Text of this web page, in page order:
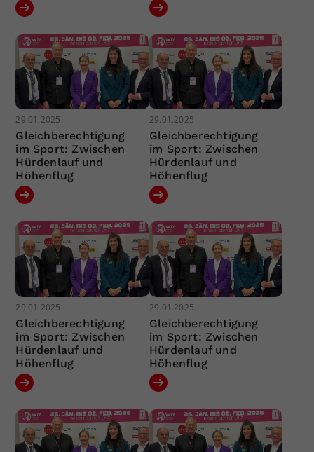
29.01.2025
Gleichberechtigung
im Sport: Zwischen
Hürdenlauf und
Höhenflug
29.01.2025
Gleichberechtigung
im Sport: Zwischen
Hürdenlauf und
Höhenflug
29.01.2025
Gleichberechtigung
im Sport: Zwischen
Hürdenlauf und
Höhenflug
29.01.2025
Gleichberechtigung
im Sport: Zwischen
Hürdenlauf und
Höhenflug